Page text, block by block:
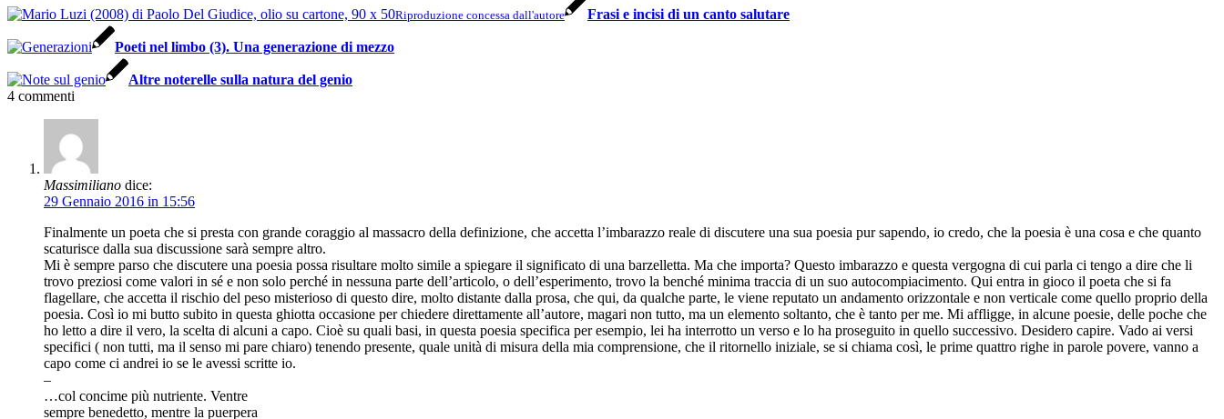
Riproduzione concessa dall'autore Frasi e incisi di un canto salutare
Poeti nel limbo (3). Una generazione di mezzo
Altre noterelle sulla natura del genio
4 commenti
Massimiliano dice:
29 Gennaio 2016 in 15:56
Finalmente un poeta che si presta con grande coraggio al massacro della definizione, che accetta l’imbarazzo reale di discutere una sua poesia pur sapendo, io credo, che la poesia è una cosa e che quanto
scaturisce dalla sua discussione sarà sempre altro.
Mi è sempre parso che discutere una poesia possa risultare molto simile a spiegare il significato di una barzelletta. Ma che importa? Questo imbarazzo e questa vergogna di cui parla ci tengo a dire che li
trovo preziosi come valori in sé e non solo perché in nessuna parte dell’articolo, o dell’esperimento, trovo la benché minima traccia di un suo autocompiacimento. Qui entra in gioco il poeta che si fa
flagellare, che accetta il rischio del peso misterioso di questo dire, molto distante dalla prosa, che qui, da qualche parte, le viene reputato un andamento orizzontale e non verticale come quello proprio della
poesia. Così io mi butto subito in questa ghiotta occasione per chiedere direttamente all’autore, magari non tutto, ma un elemento soltanto, che è tanto per me. Mi affligge, in alcune poesie, delle poche che
ho letto a dire il vero, la scelta di alcuni a capo. Cioè su quali basi, in questa poesia specifica per esempio, lei ha interrotto un verso e lo ha proseguito in quello successivo. Desidero capire. Vado ai versi
specifici ( non tutti, ma il senso mi pare chiaro) tenendo presente, quale unità di misura della mia comprensione, che il ritornello iniziale, se si chiama così, le prime quattro righe in parole povere, vanno a
capo come ci andrei io se le avessi scritte io.
–
…col concime più nutriente. Ventre
sempre benedetto, mentre la puerpera